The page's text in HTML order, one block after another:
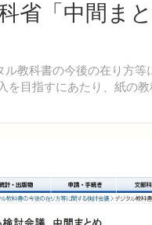
省「中間ま
教科書の今後の在り方
を目指すにあたり、紙の